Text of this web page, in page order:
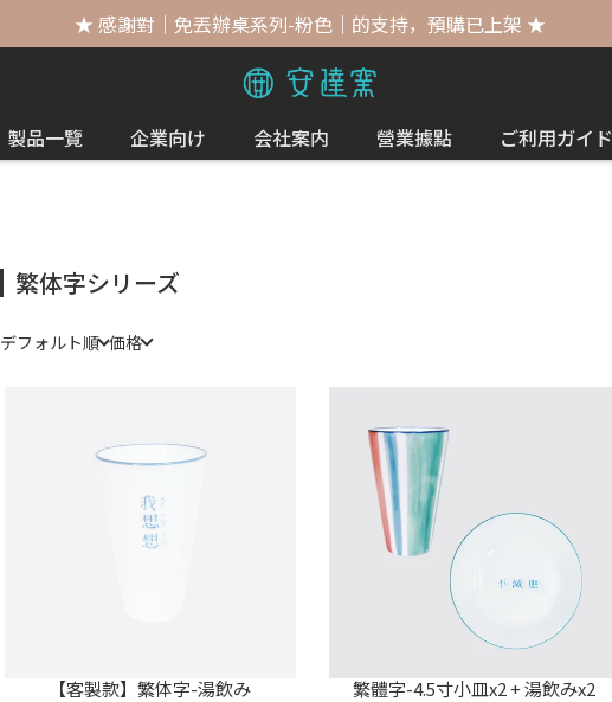
★ 感謝對｜免丟辦桌系列-粉色｜的支持，預購已上架 ★
製品一覽 企業向け 会社案内 營業據點 ご利用ガイド
繁体字シリーズ
デフォルト順 価格
【客製款】繁体字-湯飲み
繁體字-4.5寸小皿x2 + 湯飲みx2